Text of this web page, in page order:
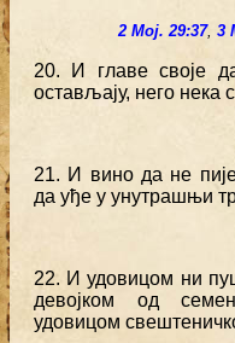
2 Мој. 29:37, 3
20. И главе своје
остављају, него нека
21. И вино да не
да уђе у унутрашњи
22. И удовицом ни
девојком од
удовицом